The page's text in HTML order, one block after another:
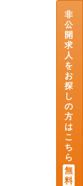
非
公
開
求
人
を
お
探
し
の
方
は
こ
ち
ら
無
料